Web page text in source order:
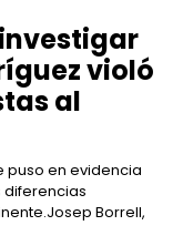
investigar
violó
al
diferencias
Borrell,